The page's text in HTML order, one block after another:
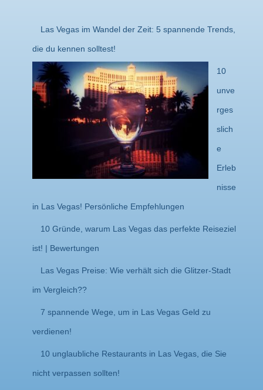
Las Vegas im Wandel der Zeit: 5 spannende Trends,
die du kennen solltest!
10
unve
rges
slich
e
Erleb
nisse
in Las Vegas! Persönliche Empfehlungen
10 Gründe, warum Las Vegas das perfekte Reiseziel
ist! | Bewertungen
Las Vegas Preise: Wie verhält sich die Glitzer-Stadt
im Vergleich??
7 spannende Wege, um in Las Vegas Geld zu
verdienen!
10 unglaubliche Restaurants in Las Vegas, die Sie
nicht verpassen sollten!